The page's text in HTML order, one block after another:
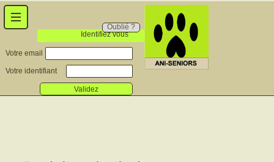
Identifiez vous
Oublié ?
Votre email
Votre identifiant
Validez